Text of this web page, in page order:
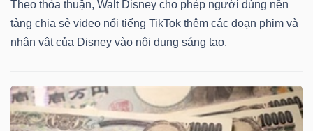
Theo thỏa thuận, Walt Disney cho phép người dùng nền
tảng chia sẻ video nổi tiếng TikTok thêm các đoạn phim và
nhân vật của Disney vào nội dung sáng tạo.
(-)
Tin
tức